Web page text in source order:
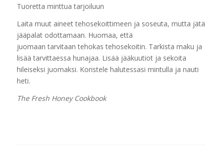
Tuoretta minttua tarjoiluun
Laita muut aineet tehosekoittimeen ja soseuta, mutta jätä
jääpalat odottamaan. Huomaa, että
juomaan tarvitaan tehokas tehosekoitin. Tarkista maku ja
lisää tarvittaessa hunajaa. Lisää jääkuutiot ja sekoita
hileiseksi juomaksi. Koristele halutessasi mintulla ja nauti
heti.
The Fresh Honey Cookbook